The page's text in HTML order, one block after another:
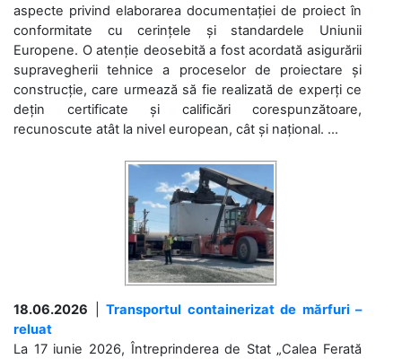
aspecte privind elaborarea documentației de proiect în
conformitate cu cerințele și standardele Uniunii
Europene. O atenție deosebită a fost acordată asigurării
supravegherii tehnice a proceselor de proiectare și
construcție, care urmează să fie realizată de experți ce
dețin certificate și calificări corespunzătoare,
recunoscute atât la nivel european, cât și național. ...
18.06.2026
Transportul containerizat de mărfuri –
reluat
La 17 iunie 2026, Întreprinderea de Stat „Calea Ferată